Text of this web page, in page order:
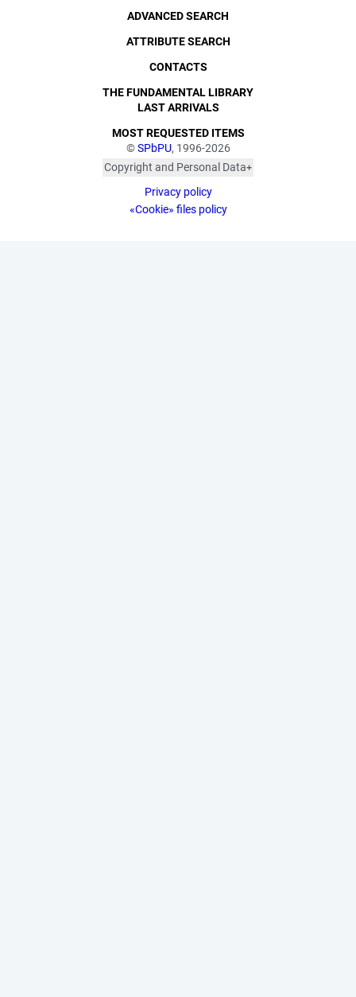
©SPbPU, 1996-2026
Copyright and Personal Data
published with the
consent of the individuals
Privacy policy
«Cookie» files policy
ADVANCED SEARCH
ATTRIBUTE SEARCH
CONTACTS
THE FUNDAMENTAL LIBRARY
LAST ARRIVALS
MOST REQUESTED ITEMS